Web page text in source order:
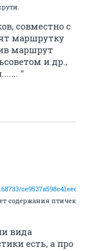
совместно с
маршрутку
маршрут
и др.,
"
содержания птичек
вида
есть, а про